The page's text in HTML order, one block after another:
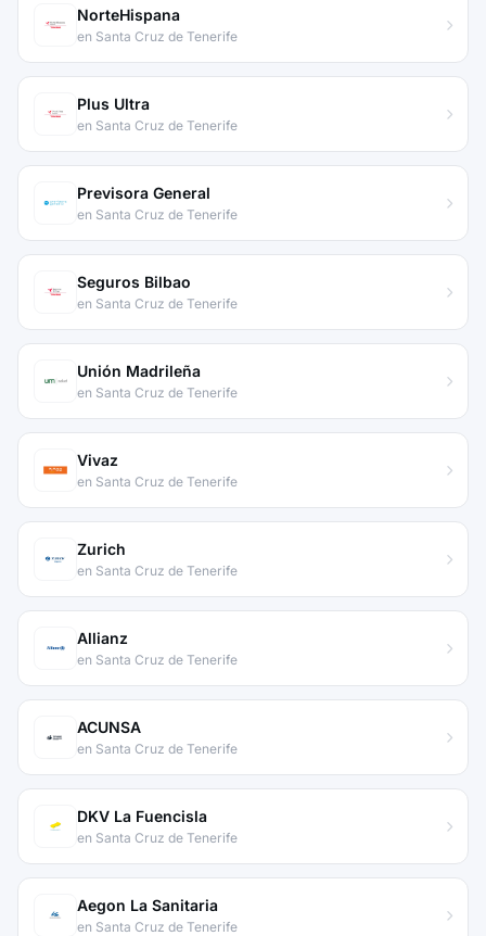
NorteHispana
en Santa Cruz de Tenerife
Plus Ultra
en Santa Cruz de Tenerife
Previsora General
en Santa Cruz de Tenerife
Seguros Bilbao
en Santa Cruz de Tenerife
Unión Madrileña
en Santa Cruz de Tenerife
Vivaz
en Santa Cruz de Tenerife
Zurich
en Santa Cruz de Tenerife
Allianz
en Santa Cruz de Tenerife
ACUNSA
en Santa Cruz de Tenerife
DKV La Fuencisla
en Santa Cruz de Tenerife
Aegon La Sanitaria
en Santa Cruz de Tenerife